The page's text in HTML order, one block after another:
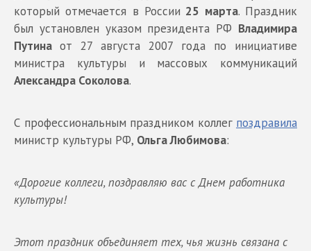
который отмечается в России 25 марта. Праздник
был установлен указом президента РФ Владимира
Путина от 27 августа 2007 года по инициативе
министра культуры и массовых коммуникаций
Александра Соколова.
С профессиональным праздником коллег поздравила
министр культуры РФ, Ольга Любимова:
«Дорогие коллеги, поздравляю вас с Днем работника
культуры!
Этот праздник объединяет тех, чья жизнь связана с